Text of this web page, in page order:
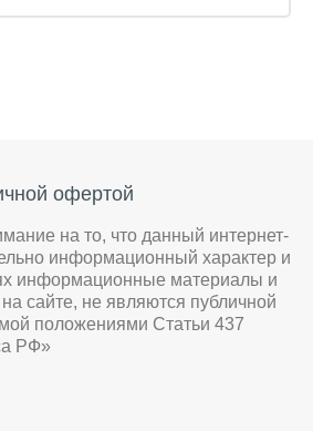
офертой
на то, что данный интернет-
информационный характер и
информационные материалы и
сайте, не являются публичной
положениями Статьи 437
РФ»